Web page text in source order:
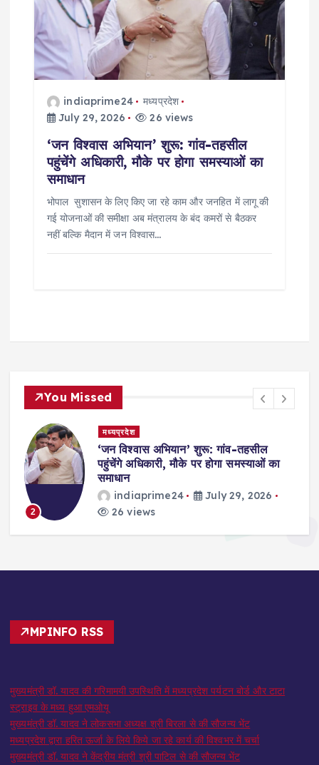
indiaprime24
मध्यप्रदेश
July 29, 2026
26 views
‘जन विश्वास अभियान’ शुरू: गांव-तहसील
पहुंचेंगे अधिकारी, मौके पर होगा समस्याओं का
समाधान
भोपाल सुशासन के लिए किए जा रहे काम और जनहित में लागू की
गई योजनाओं की समीक्षा अब मंत्रालय के बंद कमरों से बैठकर
नहीं बल्कि मैदान में जन विश्वास…
You Missed
2
मध्यप्रदेश
‘जन विश्वास अभियान’ शुरू: गांव-तहसील
पहुंचेंगे अधिकारी, मौके पर होगा समस्याओं का
समाधान
indiaprime24
July 29, 2026
26 views
MPINFO RSS
मुख्यमंत्री डॉ. यादव की गरिमामयी उपस्थिति में मध्यप्रदेश पर्यटन बोर्ड और टाटा
स्ट्राइव के मध्य हुआ एमओयू
मुख्यमंत्री डॉ. यादव ने लोकसभा अध्यक्ष श्री बिरला से की सौजन्य भेंट
मध्यप्रदेश द्वारा हरित ऊर्जा के लिये किये जा रहे कार्य की विश्वभर में चर्चा
मुख्यमंत्री डॉ. यादव ने केंद्रीय मंत्री श्री पाटिल से की सौजन्य भेंट